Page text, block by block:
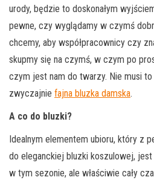
urody, będzie to doskonałym
pewne, czy wyglądamy w czymś
chcemy, aby współpracownicy czy
skupmy się na czymś, w czym po
czym jest nam do twarzy. Nie musi
zwyczajnie fajna bluzka damska.
A co do bluzki?
Idealnym elementem ubioru, który z
do eleganckiej bluzki koszulowej,
w tym sezonie, ale właściwie cały